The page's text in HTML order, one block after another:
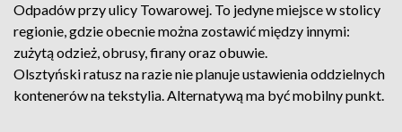
Odpadów przy ulicy Towarowej. To jedyne miejsce w stolicy
regionie, gdzie obecnie można zostawić między innymi:
zużytą odzież, obrusy, firany oraz obuwie.
Olsztyński ratusz na razie nie planuje ustawienia oddzielnych
kontenerów na tekstylia. Alternatywą ma być mobilny punkt.